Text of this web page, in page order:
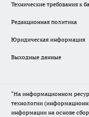
Технические требования к
Редакционная политика
Юридическая информация
Выходные данные
"На информационном
технологии
информации на основе